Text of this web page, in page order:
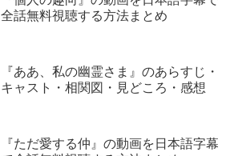
全話無料視聴する方法まとめ
『ああ、私の幽霊さま』のあらすじ・
キャスト・相関図・見どころ・感想
『ただ愛する仲』の動画を日本語字幕